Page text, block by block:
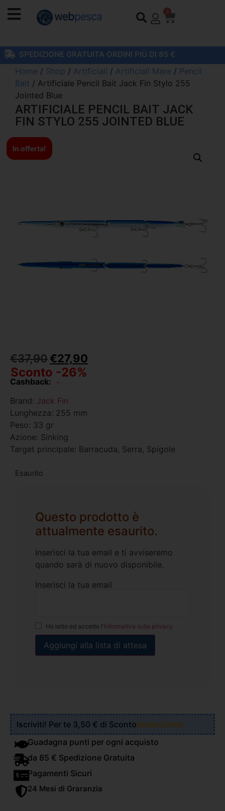
0
SPEDIZIONE GRATUITA ORDINI PIÙ DI 85 €
Home / Shop / Artificiali / Artificiali Mare / Pencil
Bait / Artificiale Pencil Bait Jack Fin Stylo 255
Jointed Blue
ARTIFICIALE PENCIL BAIT JACK
FIN STYLO 255 JOINTED BLUE
In offerta!
€37,90€27,90
Sconto -26%
Cashback: -
Brand: Jack Fin
Lunghezza: 255 mm
Peso: 33 gr
Azione: Sinking
Target principale: Barracuda, Serra, Spigole
Esaurito
Questo prodotto è
attualmente esaurito.
Inserisci la tua email e ti avviseremo
quando sarà di nuovo disponibile.
Inserisci la tua email
Ho letto ed accetto l'Informativa sulla privacy
Iscriviti! Per te 3,50 € di ScontoScopri Come!
Guadagna punti per ogni acquisto
da 85 € Spedizione Gratuita
Pagamenti Sicuri
24 Mesi di Graranzia